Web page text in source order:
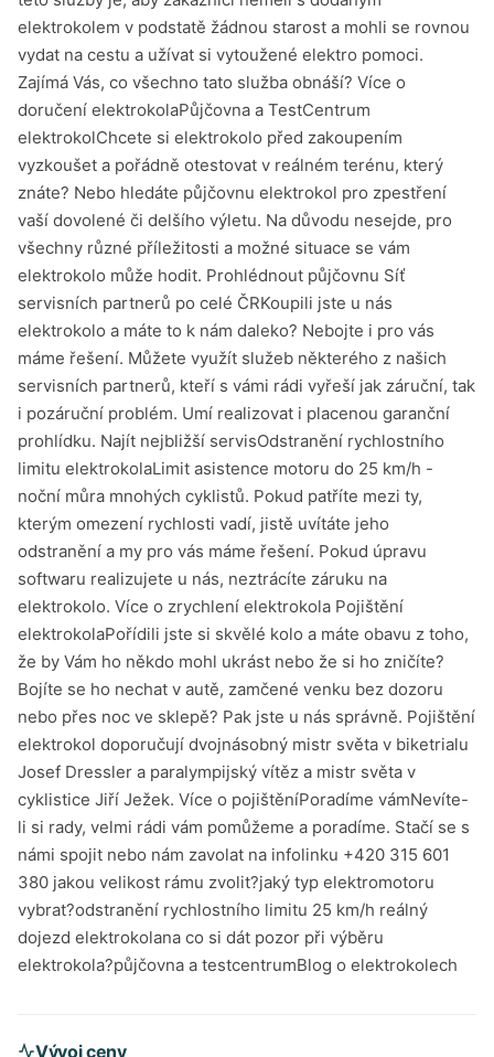
elektrokolem v podstatě žádnou starost a mohli se rovnou
vydat na cestu a užívat si vytoužené elektro pomoci.
Zajímá Vás, co všechno tato služba obnáší? Více o
doručení elektrokolaPůjčovna a TestCentrum
elektrokolChcete si elektrokolo před zakoupením
vyzkoušet a pořádně otestovat v reálném terénu, který
znáte? Nebo hledáte půjčovnu elektrokol pro zpestření
vaší dovolené či delšího výletu. Na důvodu nesejde, pro
všechny různé příležitosti a možné situace se vám
elektrokolo může hodit. Prohlédnout půjčovnu Síť
servisních partnerů po celé ČRKoupili jste u nás
elektrokolo a máte to k nám daleko? Nebojte i pro vás
máme řešení. Můžete využít služeb některého z našich
servisních partnerů, kteří s vámi rádi vyřeší jak záruční, tak
i pozáruční problém. Umí realizovat i placenou garanční
prohlídku. Najít nejbližší servisOdstranění rychlostního
limitu elektrokolaLimit asistence motoru do 25 km/h -
noční můra mnohých cyklistů. Pokud patříte mezi ty,
kterým omezení rychlosti vadí, jistě uvítáte jeho
odstranění a my pro vás máme řešení. Pokud úpravu
softwaru realizujete u nás, neztrácíte záruku na
elektrokolo. Více o zrychlení elektrokola Pojištění
elektrokolaPořídili jste si skvělé kolo a máte obavu z toho,
že by Vám ho někdo mohl ukrást nebo že si ho zničíte?
Bojíte se ho nechat v autě, zamčené venku bez dozoru
nebo přes noc ve sklepě? Pak jste u nás správně. Pojištění
elektrokol doporučují dvojnásobný mistr světa v biketrialu
Josef Dressler a paralympijský vítěz a mistr světa v
cyklistice Jiří Ježek. Více o pojištěníPoradíme vámNevíte-
li si rady, velmi rádi vám pomůžeme a poradíme. Stačí se s
námi spojit nebo nám zavolat na infolinku +420 315 601
380 jakou velikost rámu zvolit?jaký typ elektromotoru
vybrat?odstranění rychlostního limitu 25 km/h reálný
dojezd elektrokolana co si dát pozor při výběru
elektrokola?půjčovna a testcentrumBlog o elektrokolech
Vývoj ceny